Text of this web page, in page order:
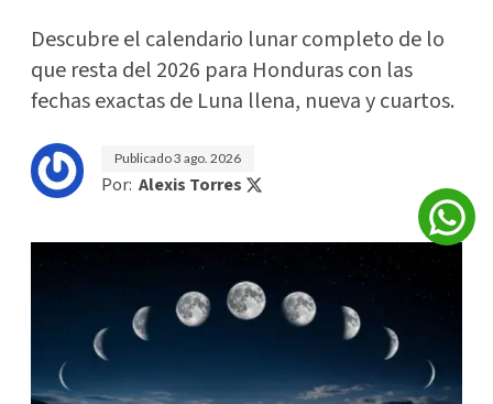
Descubre el calendario lunar completo de lo
que resta del 2026 para Honduras con las
fechas exactas de Luna llena, nueva y cuartos.
Publicado3 ago. 2026
Por: Alexis Torres